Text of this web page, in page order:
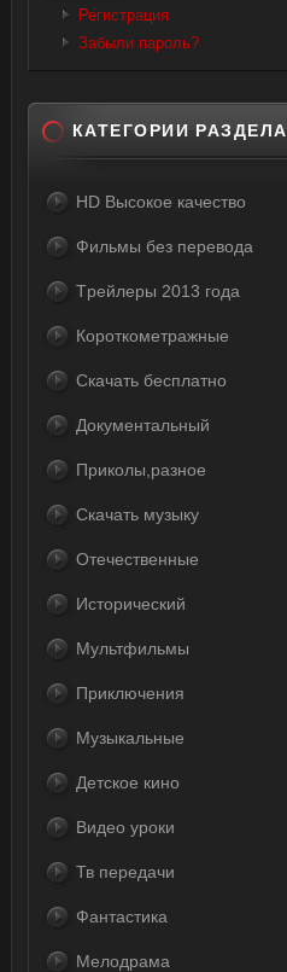
Регистрация
Забыли пароль?
КАТЕГОРИИ РАЗДЕЛА
HD Высокое качество
Фильмы без перевода
Tрейлеры 2013 года
Короткометражные
Скачать бесплатно
Документальный
Приколы,разное
Скачать музыку
Отечественные
Исторический
Мультфильмы
Приключения
Музыкальные
Детское кино
Видео уроки
Тв передачи
Фантастика
Мелодрама